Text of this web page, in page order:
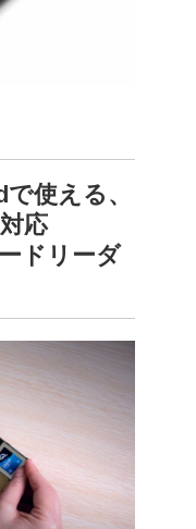
使える、
応
ドリーダ